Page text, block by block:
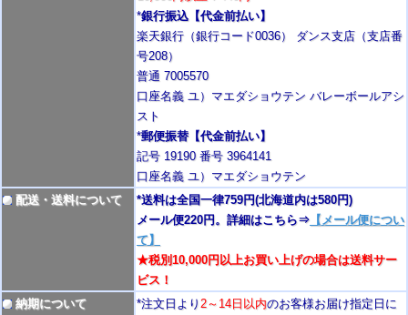
*銀行振込【代金前払い】
楽天銀行（銀行コード0036） ダンス支店（支店番
号208）
普通 7005570
口座名義 ユ）マエダショウテン バレーボールアシ
スト
*郵便振替【代金前払い】
記号 19190 番号 3964141
口座名義 ユ）マエダショウテン
配送・送料について
*送料は全国一律759円(北海道内は580円)
メール便220円。詳細はこちら⇒ 【メール便につい
て】
★税別10,000円以上お買い上げの場合は送料サー
ビス！
納期について
*注文日より 2～14日以内のお客様お届け指定日に